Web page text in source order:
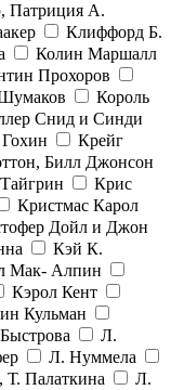
Патриция А.
Клиффорд Б.
Колин Маршалл
Прохоров
Король
Снид и Синди
Крейг
Билл Джонсон
Крис
Кристмас Карол
Дойл и Джон
Кэй К.
Мак- Алпин
Кэрол Кент
Кульман
Л.
Л. Нуммела
Т. Палаткина
Л.